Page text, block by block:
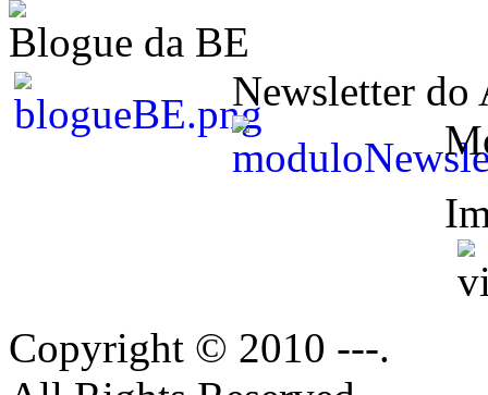
Blogue da BE
Newsletter do
Copyright © 2010 ---.